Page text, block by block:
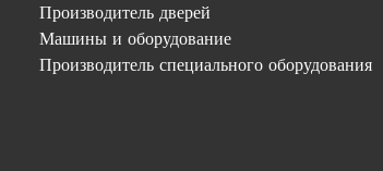
Производитель дверей
Машины и оборудование
Производитель специального оборудования